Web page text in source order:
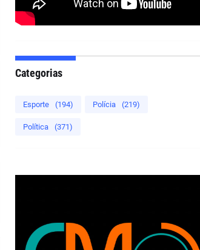
Categorias
Esporte (194) Polícia (219)
Política (371)